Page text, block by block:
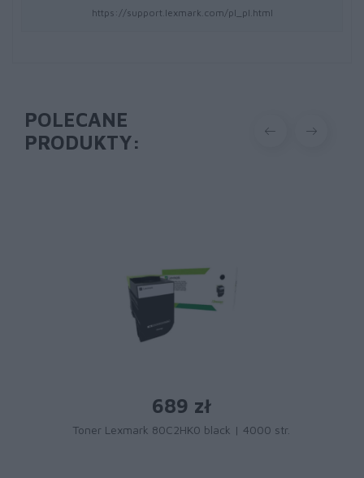
https://support.lexmark.com/pl_pl.html
POLECANE
PRODUKTY:
689 zł
Toner Lexmark 80C2HK0 black | 4000 str.